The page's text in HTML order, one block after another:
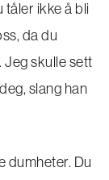
tåler ikke å bli
da du
Jeg skulle sett
slang han
dumheter. Du